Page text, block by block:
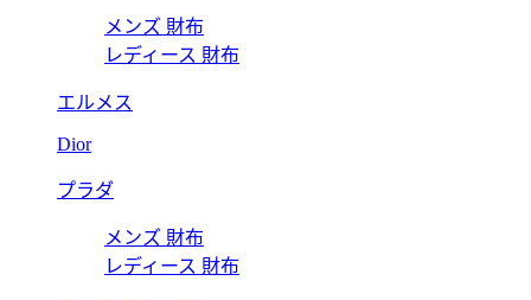
メンズ 財布
レディース 財布
エルメス
Dior
プラダ
メンズ 財布
レディース 財布